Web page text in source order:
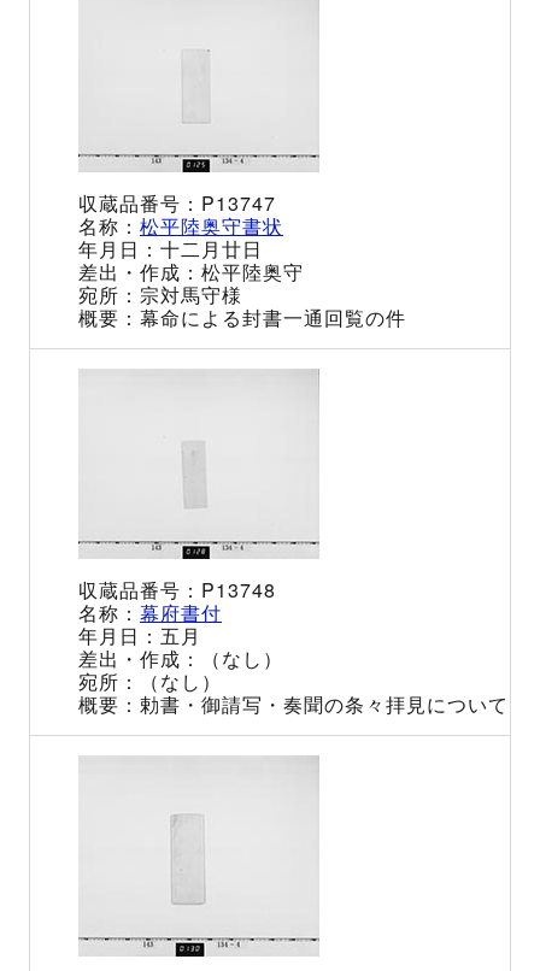
P13747
松平陸奥守書状
十二月廿日
松平陸奥守
宗対馬守様
幕命による封書一通回覧の件
P13748
幕府書付
五月
（なし）
（なし）
勅書・御請写・奏聞の条々拝見について